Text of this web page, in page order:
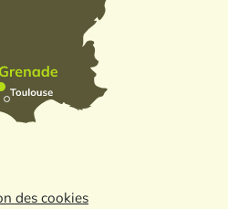
des cookies